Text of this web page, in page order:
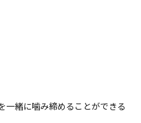
一緒に噛み締めることができる